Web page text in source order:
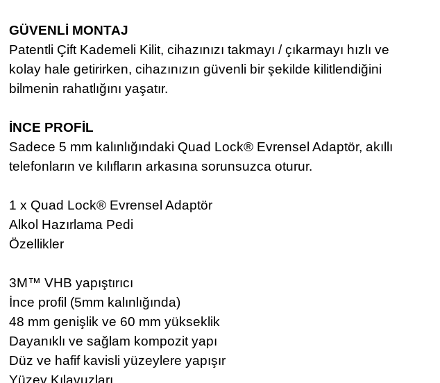
GÜVENLİ MONTAJ
Patentli Çift Kademeli Kilit, cihazınızı takmayı / çıkarmayı hızlı ve
kolay hale getirirken, cihazınızın güvenli bir şekilde kilitlendiğini
bilmenin rahatlığını yaşatır.
İNCE PROFİL
Sadece 5 mm kalınlığındaki Quad Lock® Evrensel Adaptör, akıllı
telefonların ve kılıfların arkasına sorunsuzca oturur.
1 x Quad Lock® Evrensel Adaptör
Alkol Hazırlama Pedi
Özellikler
3M™ VHB yapıştırıcı
İnce profil (5mm kalınlığında)
48 mm genişlik ve 60 mm yükseklik
Dayanıklı ve sağlam kompozit yapı
Düz ve hafif kavisli yüzeylere yapışır